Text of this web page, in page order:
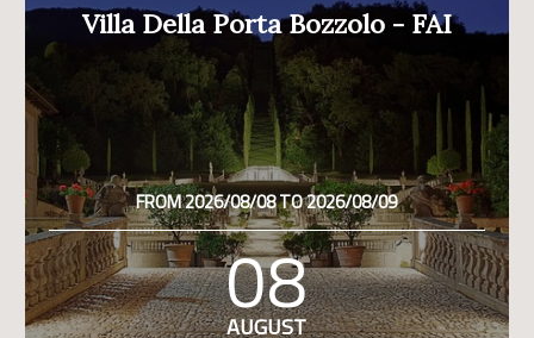
Villa Della Porta Bozzolo - FAI
FROM 2026/08/08 TO 2026/08/09
08
AUGUST